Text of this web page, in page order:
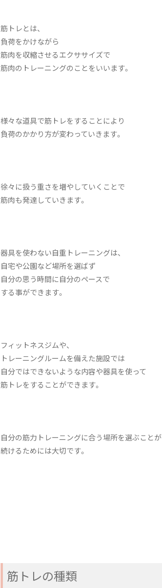
筋トレとは、
負荷をかけながら
筋肉を収縮させるエクササイズで
筋肉のトレーニングのことをいいます。
様々な道具で筋トレをすることにより
負荷のかかり方が変わっていきます。
徐々に扱う重さを増やしていくことで
筋肉も発達していきます。
器具を使わない自重トレーニングは、
自宅や公園など場所を選ばず
自分の思う時間に自分のペースで
する事ができます。
フィットネスジムや、
トレーニングルームを備えた施設では
自分ではできないような内容や器具を使って
筋トレをすることができます。
自分の筋力トレーニングに合う場所を選ぶことが
続けるためには大切です。
筋トレの種類